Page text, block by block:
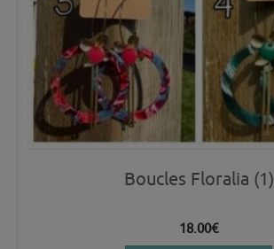
Boucles Floralia (1)
18.00€